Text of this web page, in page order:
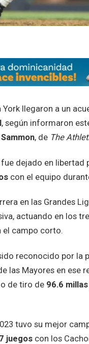
York llegaron a un
, según informaron
, de The
fue dejado en libertad
con el equipo
en las Grandes
actuando en los
el campo corto.
reconocido por la
las Mayores en ese
de tiro de 96.6
tuvo su mejor
juegoscon los